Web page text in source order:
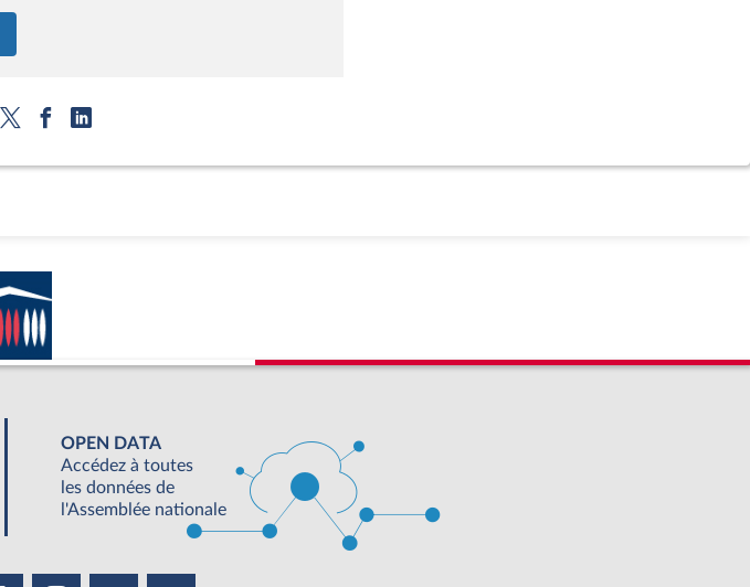
OPEN DATA
Accédez à toutes
les données de
l'Assemblée nationale